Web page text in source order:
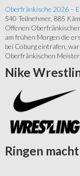
Oberfränkische 2026 –
540 Teilnehmer, 885
Offenen
am frühen Morgen die
bei Coburg eintrafen,
Oberfränkischen
Nike
Ringen